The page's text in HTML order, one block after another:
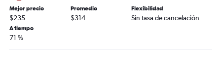
Mejor precio
$235
Promedio
$314
Flexibilidad
Sin tasa de cancelación
A tiempo
71 %